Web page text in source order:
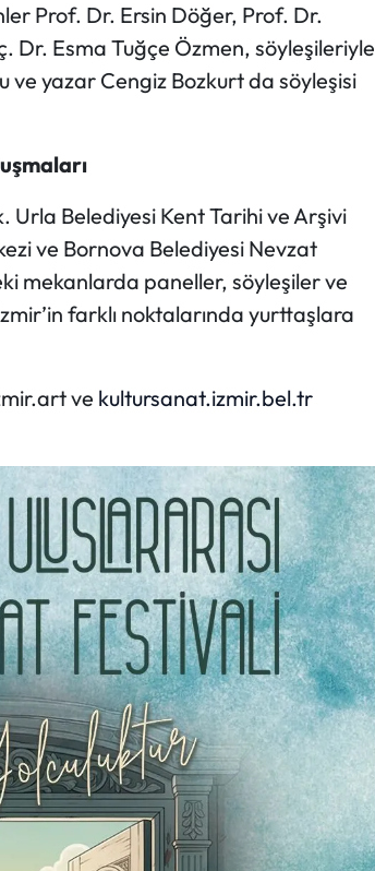
Prof. Dr. Ersin Döğer, Prof. Dr.
Dr. Esma Tuğçe Özmen, söyleşileriyle
yazar Cengiz Bozkurt da söyleşisi
Urla Belediyesi Kent Tarihi ve Arşivi
ve Bornova Belediyesi Nevzat
mekanlarda paneller, söyleşiler ve
farklı noktalarında yurttaşlara
ve kultursanat.izmir.bel.tr